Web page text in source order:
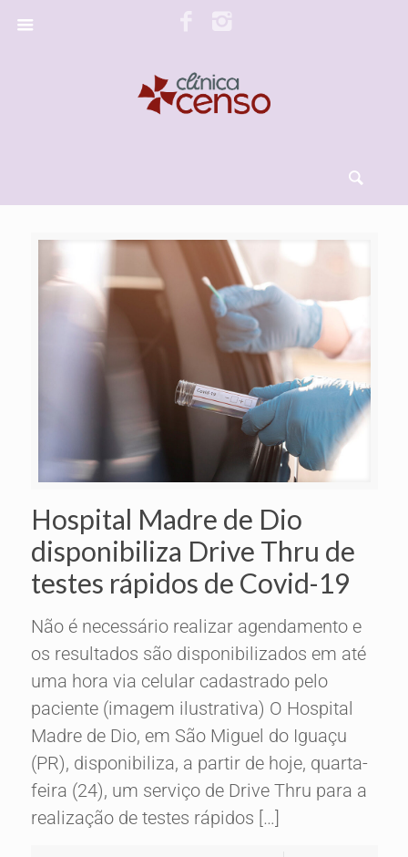
Hospital Madre de Dio
disponibiliza Drive Thru de
testes rápidos de Covid-19
Não é necessário realizar agendamento e
os resultados são disponibilizados em até
uma hora via celular cadastrado pelo
paciente (imagem ilustrativa) O Hospital
Madre de Dio, em São Miguel do Iguaçu
(PR), disponibiliza, a partir de hoje, quarta-
feira (24), um serviço de Drive Thru para a
realização de testes rápidos […]